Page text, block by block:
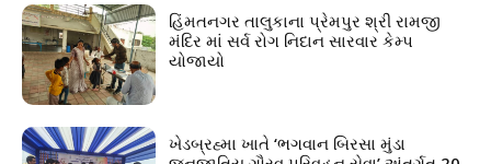
હિંમતનગર તાલુકાના પ્રેમપુર શ્રી રામજી
મંદિર માં સર્વ રોગ નિદાન સારવાર કેમ્પ
યોજાયો
ખેડબ્રહ્મા ખાતે ‘ભગવાન બિરસા મુંડા